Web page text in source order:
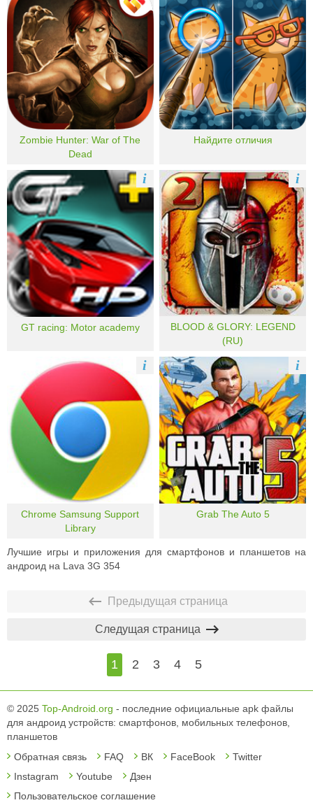
Zombie Hunter: War of The
Dead
Найдите отличия
GT racing: Motor academy
i
BLOOD & GLORY: LEGEND
(RU)
i
Chrome Samsung Support
Library
i
Grab The Auto 5
i
Лучшие игры и приложения для смартфонов и планшетов на
андроид на Lava 3G 354
Предыдущая страница
1 2 3 4 5
Следущая страница
© 2025 Top-Android.org - последние официальные apk файлы
для андроид устройств: смартфонов, мобильных телефонов,
планшетов
Обратная связь
FAQ ВК FaceBook
Twitter
Instagram
Youtube
Дзен
Пользовательское соглашение